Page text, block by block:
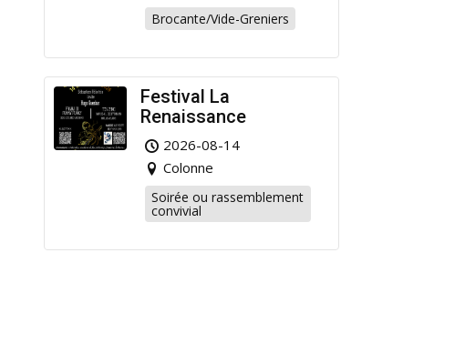
Brocante/Vide-Greniers
Festival La
Renaissance
2026-08-14
Colonne
Soirée ou rassemblement
convivial